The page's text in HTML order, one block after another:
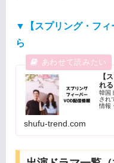
▼【スプリング・フィ
ら
【
れ
韓国
され
情報
shufu-trend.com